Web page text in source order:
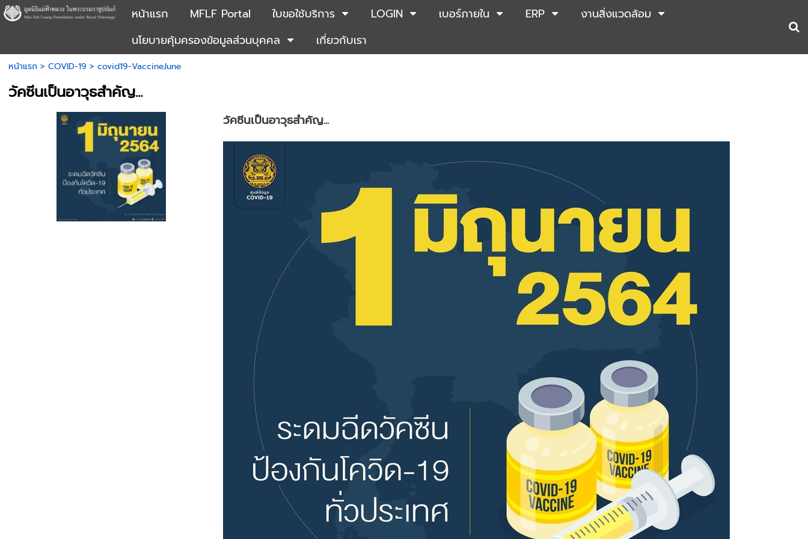
หน้าแรก MFLF Portal ใบขอใช้บริการ LOGIN เบอร์ภายใน ERP
งานสิ่งแวดล้อม
นโยบายคุ้มครองข้อมูลส่วนบุคคล
เกี่ยวกับเรา
หน้าแรก > COVID-19 > covid19-VaccineJune
วัคซีนเป็นอาวุธสำคัญ...
วัคซีนเป็นอาวุธสำคัญ...